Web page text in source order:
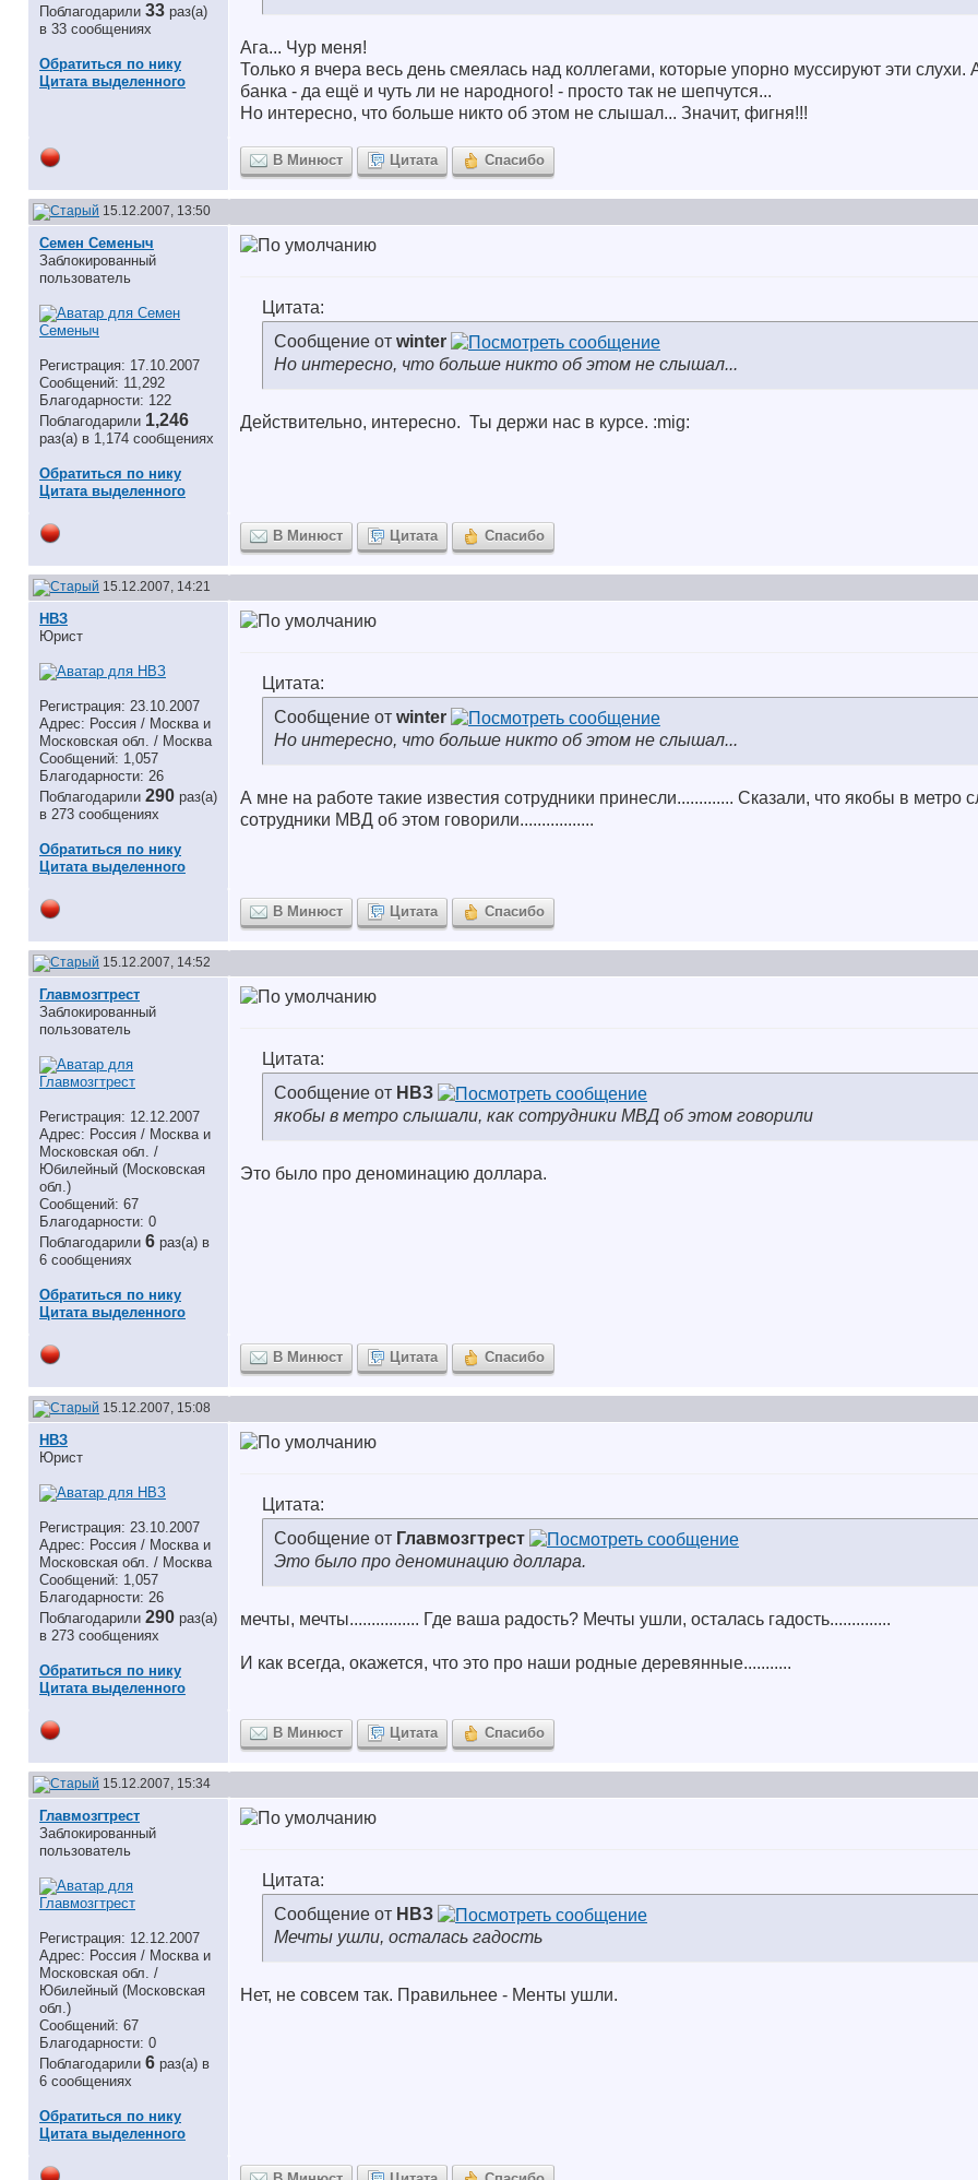
Поблагодарили 33 раз(а)
в 33 сообщениях
Обратиться по нику
Цитата выделенного
Ага... Чур меня!
Только я вчера весь день смеялась над коллегами, которые упорно муссируют эти слухи.
банка - да ещё и чуть ли не народного! - просто так не шепчутся...
Но интересно, что больше никто об этом не слышал... Значит, фигня!!!
В Минюст Цитата Спасибо
15.12.2007, 13:50
Семен Семеныч
Заблокированный
пользователь
Регистрация: 17.10.2007
Сообщений: 11,292
Благодарности: 122
Поблагодарили 1,246
раз(а) в 1,174 сообщениях
Обратиться по нику
Цитата выделенного
Цитата:
Сообщение от winter
Но интересно, что больше никто об этом не слышал...
Действительно, интересно. Ты держи нас в курсе. :mig:
В Минюст Цитата Спасибо
15.12.2007, 14:21
НВЗ
Юрист
Регистрация: 23.10.2007
Адрес: Россия / Москва и
Московская обл. / Москва
Сообщений: 1,057
Благодарности: 26
Поблагодарили 290 раз(а)
в 273 сообщениях
Обратиться по нику
Цитата выделенного
Цитата:
Сообщение от winter
Но интересно, что больше никто об этом не слышал...
А мне на работе такие известия сотрудники принесли............. Сказали, что якобы в метро
сотрудники МВД об этом говорили.................
В Минюст Цитата Спасибо
15.12.2007, 14:52
Главмозгтрест
Заблокированный
пользователь
Регистрация: 12.12.2007
Адрес: Россия / Москва и
Московская обл. /
Юбилейный (Московская
обл.)
Сообщений: 67
Благодарности: 0
Поблагодарили 6 раз(а) в
6 сообщениях
Обратиться по нику
Цитата выделенного
Цитата:
Сообщение от НВЗ
якобы в метро слышали, как сотрудники МВД об этом говорили
Это было про деноминацию доллара.
В Минюст Цитата Спасибо
15.12.2007, 15:08
НВЗ
Юрист
Регистрация: 23.10.2007
Адрес: Россия / Москва и
Московская обл. / Москва
Сообщений: 1,057
Благодарности: 26
Поблагодарили 290 раз(а)
в 273 сообщениях
Обратиться по нику
Цитата выделенного
Цитата:
Сообщение от Главмозгтрест
Это было про деноминацию доллара.
мечты, мечты................ Где ваша радость? Мечты ушли, осталась гадость..............
И как всегда, окажется, что это про наши родные деревянные...........
В Минюст Цитата Спасибо
15.12.2007, 15:34
Главмозгтрест
Заблокированный
пользователь
Регистрация: 12.12.2007
Адрес: Россия / Москва и
Московская обл. /
Юбилейный (Московская
обл.)
Сообщений: 67
Благодарности: 0
Поблагодарили 6 раз(а) в
6 сообщениях
Обратиться по нику
Цитата выделенного
Цитата:
Сообщение от НВЗ
Мечты ушли, осталась гадость
Нет, не совсем так. Правильнее - Менты ушли.